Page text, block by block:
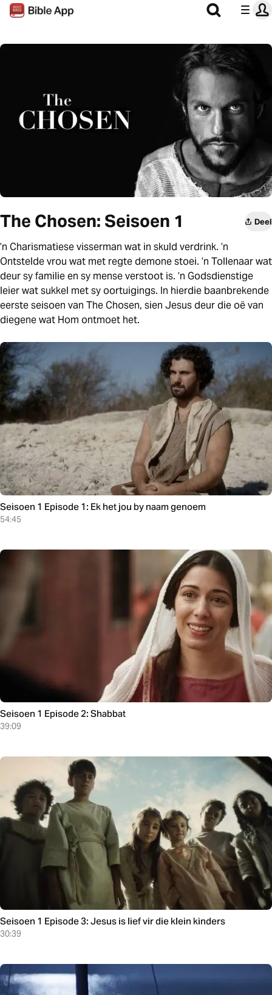
The Chosen: Seisoen 1 Deel
’n Charismatiese visserman wat in skuld verdrink. ’n
Ontstelde vrou wat met regte demone stoei. ’n Tollenaar wat
deur sy familie en sy mense verstoot is. ’n Godsdienstige
leier wat sukkel met sy oortuigings. In hierdie baanbrekende
eerste seisoen van The Chosen, sien Jesus deur die oë van
diegene wat Hom ontmoet het.
Seisoen 1 Episode 1: Ek het jou by naam genoem
54:45
Seisoen 1 Episode 2: Shabbat
39:09
Seisoen 1 Episode 3: Jesus is lief vir die klein kinders
30:39